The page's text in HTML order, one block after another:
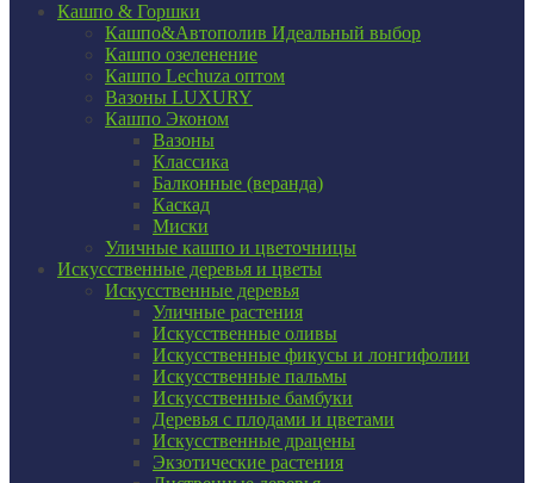
Кашпо & Горшки
Кашпо&Автополив Идеальный выбор
Кашпо озеленение
Кашпо Lechuza оптом
Вазоны LUXURY
Кашпо Эконом
Вазоны
Классика
Балконные (веранда)
Каскад
Миски
Уличные кашпо и цветочницы
Искусственные деревья и цветы
Искусственные деревья
Уличные растения
Искусственные оливы
Искусственные фикусы и лонгифолии
Искусственные пальмы
Искусственные бамбуки
Деревья с плодами и цветами
Искусственные драцены
Экзотические растения